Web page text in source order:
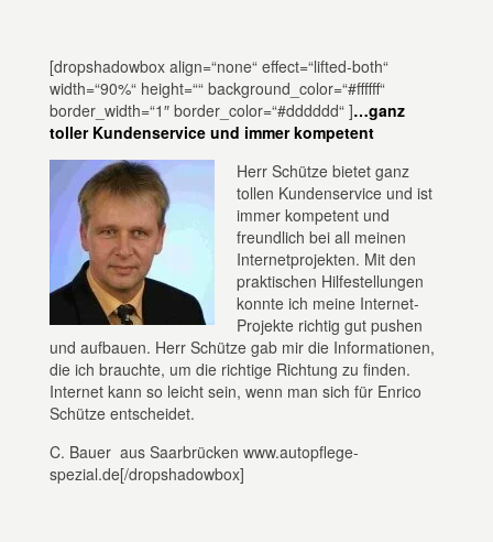
[dropshadowbox align=“none“ effect=“lifted-both“
width=“90%“ height=““ background_color=“#ffffff“
border_width=“1″ border_color=“#dddddd“ ]…ganz
toller Kundenservice und immer kompetent
Herr Schütze bietet ganz
tollen Kundenservice und ist
immer kompetent und
freundlich bei all meinen
Internetprojekten. Mit den
praktischen Hilfestellungen
konnte ich meine Internet-
Projekte richtig gut pushen
und aufbauen. Herr Schütze gab mir die Informationen,
die ich brauchte, um die richtige Richtung zu finden.
Internet kann so leicht sein, wenn man sich für Enrico
Schütze entscheidet.
C. Bauer aus Saarbrücken www.autopflege-
spezial.de[/dropshadowbox]